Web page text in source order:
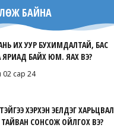
БАЙНА
ИХ УУР БУХИМДАЛТАЙ, БАС
ЯРИАД БАЙХ ЮМ. ЯАХ ВЭ?
02 сар 24
ХЭРХЭН ЭЕЛДЭГ ХАРЬЦВАЛ
СОНСОЖ ОЙЛГОХ ВЭ?